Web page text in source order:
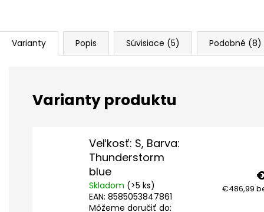
Varianty Popis Súvisiace (5) Podobné (8)
Veľkosť: S, Barva:
Thunderstorm
blue
Skladom (>5 ks)
EAN: 8585053847861
Môžeme doručiť do:
€486,99